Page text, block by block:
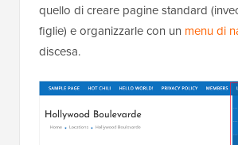
quello di creare pagine standard
figlie) e organizzarle con un menu di
discesa.